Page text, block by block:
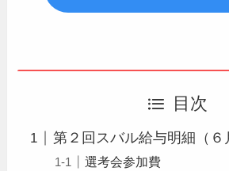
目次
第２回スバル給与明細（６
選考会参加費